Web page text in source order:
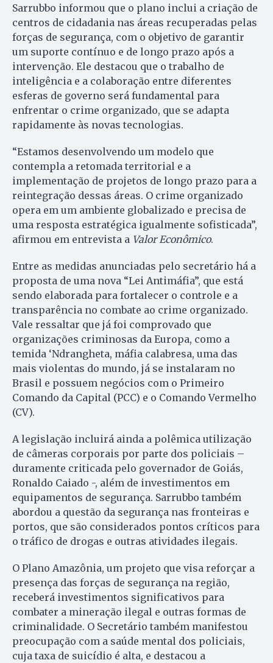
Sarrubbo informou que o plano inclui a criação de
centros de cidadania nas áreas recuperadas pelas
forças de segurança, com o objetivo de garantir
um suporte contínuo e de longo prazo após a
intervenção. Ele destacou que o trabalho de
inteligência e a colaboração entre diferentes
esferas de governo será fundamental para
enfrentar o crime organizado, que se adapta
rapidamente às novas tecnologias.
“Estamos desenvolvendo um modelo que
contempla a retomada territorial e a
implementação de projetos de longo prazo para a
reintegração dessas áreas. O crime organizado
opera em um ambiente globalizado e precisa de
uma resposta estratégica igualmente sofisticada”,
afirmou em entrevista a Valor Econômico.
Entre as medidas anunciadas pelo secretário há a
proposta de uma nova “Lei Antimáfia”, que está
sendo elaborada para fortalecer o controle e a
transparência no combate ao crime organizado.
Vale ressaltar que já foi comprovado que
organizações criminosas da Europa, como a
temida ‘Ndrangheta, máfia calabresa, uma das
mais violentas do mundo, já se instalaram no
Brasil e possuem negócios com o Primeiro
Comando da Capital (PCC) e o Comando Vermelho
(CV).
A legislação incluirá ainda a polêmica utilização
de câmeras corporais por parte dos policiais –
duramente criticada pelo governador de Goiás,
Ronaldo Caiado -, além de investimentos em
equipamentos de segurança. Sarrubbo também
abordou a questão da segurança nas fronteiras e
portos, que são considerados pontos críticos para
o tráfico de drogas e outras atividades ilegais.
O Plano Amazônia, um projeto que visa reforçar a
presença das forças de segurança na região,
receberá investimentos significativos para
combater a mineração ilegal e outras formas de
criminalidade. O Secretário também manifestou
preocupação com a saúde mental dos policiais,
cuja taxa de suicídio é alta, e destacou a